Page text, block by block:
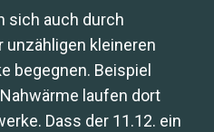
sich auch durch
unzähligen kleineren
begegnen. Beispiel
laufen dort
Dass der 11.12. ein